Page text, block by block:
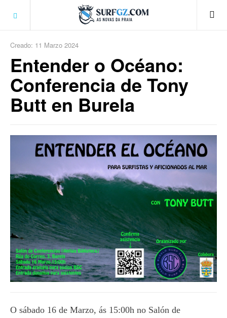
Creado: 11 Marzo 2024
Entender o Océano:
Conferencia de Tony
Butt en Burela
O sábado 16 de Marzo, ás 15:00h no Salón de